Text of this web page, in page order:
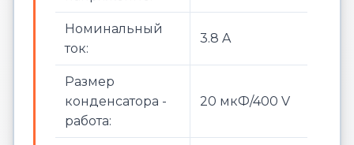
Номинальный
ток:
3.8 A
Размер
конденсатора -
работа:
20 мкФ/400 V